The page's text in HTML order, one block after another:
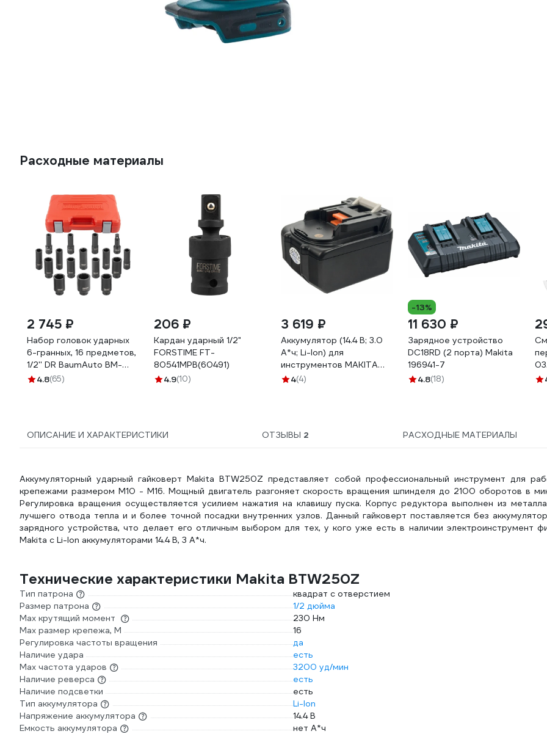
Расходные материалы
2 745 ₽
Набор головок ударных
6-гранных, 16 предметов,
1/2'' DR BaumAuto BM-
4177-5MPB(52533)
4.8(65)
206 ₽
Кардан ударный 1/2"
FORSTIME FT-
80541MPB(60491)
4.9(10)
3 619 ₽
Аккумулятор (14.4 В; 3.0
А*ч; Li-Ion) для
инструментов MAKITA
ПРАКТИКА 779-332
4(4)
-13%
11 630 ₽
Зарядное устройство
DC18RD (2 порта) Makita
196941-7
4.8(18)
ОПИСАНИЕ И ХАРАКТЕРИСТИКИ ОТЗЫВЫ 2 РАСХОДНЫЕ МАТЕРИАЛЫ
Аккумуляторный ударный гайковерт Makita BTW250Z представляет собой профессиональный инструмент для
крепежами размером М10 - М16. Мощный двигатель разгоняет скорость вращения шпинделя до 2100 оборотов в
Регулировка вращения осуществляется усилием нажатия на клавишу пуска. Корпус редуктора выполнен из
лучшего отвода тепла и и более точной посадки внутренних узлов. Данный гайковерт поставляется без
зарядного устройства, что делает его отличным выбором для тех, у кого уже есть в наличии электроинструмент
Makita с Li-Ion аккумуляторами 14.4 В, 3 А*ч.
Технические характеристики Makita BTW250Z
Тип патрона
квадрат с отверстием
Размер патрона
1/2 дюйма
Max крутящий момент
230 Нм
Max размер крепежа, М
16
Регулировка частоты вращения
да
Наличие удара
есть
Мах частота ударов
3200 уд/мин
Наличие реверса
есть
Наличие подсветки
есть
Тип аккумулятора
Li-Ion
Напряжение аккумулятора
14.4 В
Емкость аккумулятора
нет А*ч